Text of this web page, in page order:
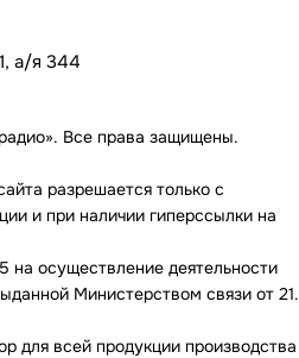
а/я 344
Все права защищены.
разрешается только с
и при наличии гиперссылки на
на осуществление деятельности
Министерством связи от 21.
для всей продукции производства